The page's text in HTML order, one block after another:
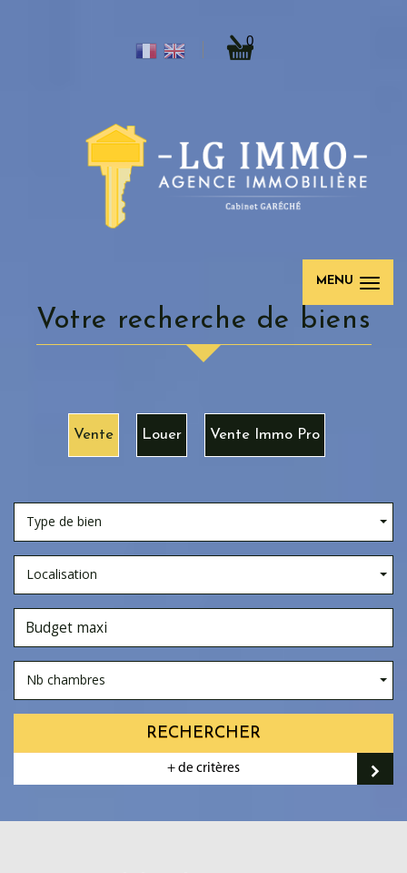
0
MENU
votre recherche de biens
Vente Louer Vente Immo Pro
Type de bien
Localisation
Nb chambres
RECHERCHER
+ de critères